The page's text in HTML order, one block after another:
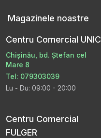
Magazinele noastre
Centru Comercial UNIC
Chișinău, bd. Ștefan cel
Mare 8
Tel: 079303039
Lu - Du: 09:00 - 20:00
Centru Comercial
FULGER